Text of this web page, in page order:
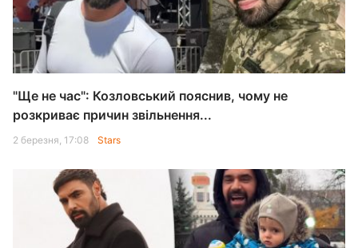
"Ще не час": Козловський пояснив, чому не
розкриває причин звільнення...
2 березня, 17:08 Stars